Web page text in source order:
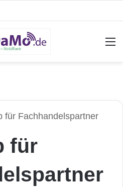
für Fachhandelspartner
für